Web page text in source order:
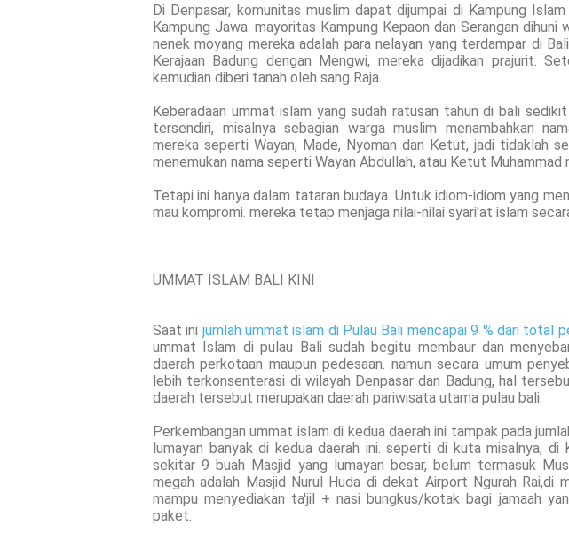
Di Denpasar, komunitas muslim dapat dijumpai di Kampung
Kampung Jawa. mayoritas Kampung Kepaon dan Serangan dihuni
nenek moyang mereka adalah para nelayan yang terdampar di
Kerajaan Badung dengan Mengwi, mereka dijadikan prajurit.
kemudian diberi tanah oleh sang Raja.
Keberadaan ummat islam yang sudah ratusan tahun di bali
tersendiri, misalnya sebagian warga muslim menambahkan
mereka seperti Wayan, Made, Nyoman dan Ketut, jadi tidaklah
menemukan nama seperti Wayan Abdullah, atau Ketut Muhammad
Tetapi ini hanya dalam tataran budaya. Untuk idiom-idiom yang
mau kompromi. mereka tetap menjaga nilai-nilai syari'at islam
UMMAT ISLAM BALI KINI
Saat ini jumlah ummat islam di Pulau Bali mencapai 9 % dari total
ummat Islam di pulau Bali sudah begitu membaur dan
daerah perkotaan maupun pedesaan. namun secara umum
lebih terkonsenterasi di wilayah Denpasar dan Badung, hal
daerah tersebut merupakan daerah pariwisata utama pulau bali.
Perkembangan ummat islam di kedua daerah ini tampak pada
lumayan banyak di kedua daerah ini. seperti di kuta misalnya, di
sekitar 9 buah Masjid yang lumayan besar, belum termasuk
megah adalah Masjid Nurul Huda di dekat Airport Ngurah Rai,di
mampu menyediakan ta'jil + nasi bungkus/kotak bagi jamaah
paket.